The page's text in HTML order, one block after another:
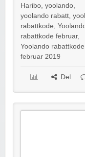
Haribo, yoolando,
yoolando rabatt,
rabattkode,
rabattkode februar,
Yoolando rabattkode
februar 2019
Del